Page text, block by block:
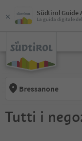
Südtirol Guide
La guida digitale
Bressanone
Tutti i